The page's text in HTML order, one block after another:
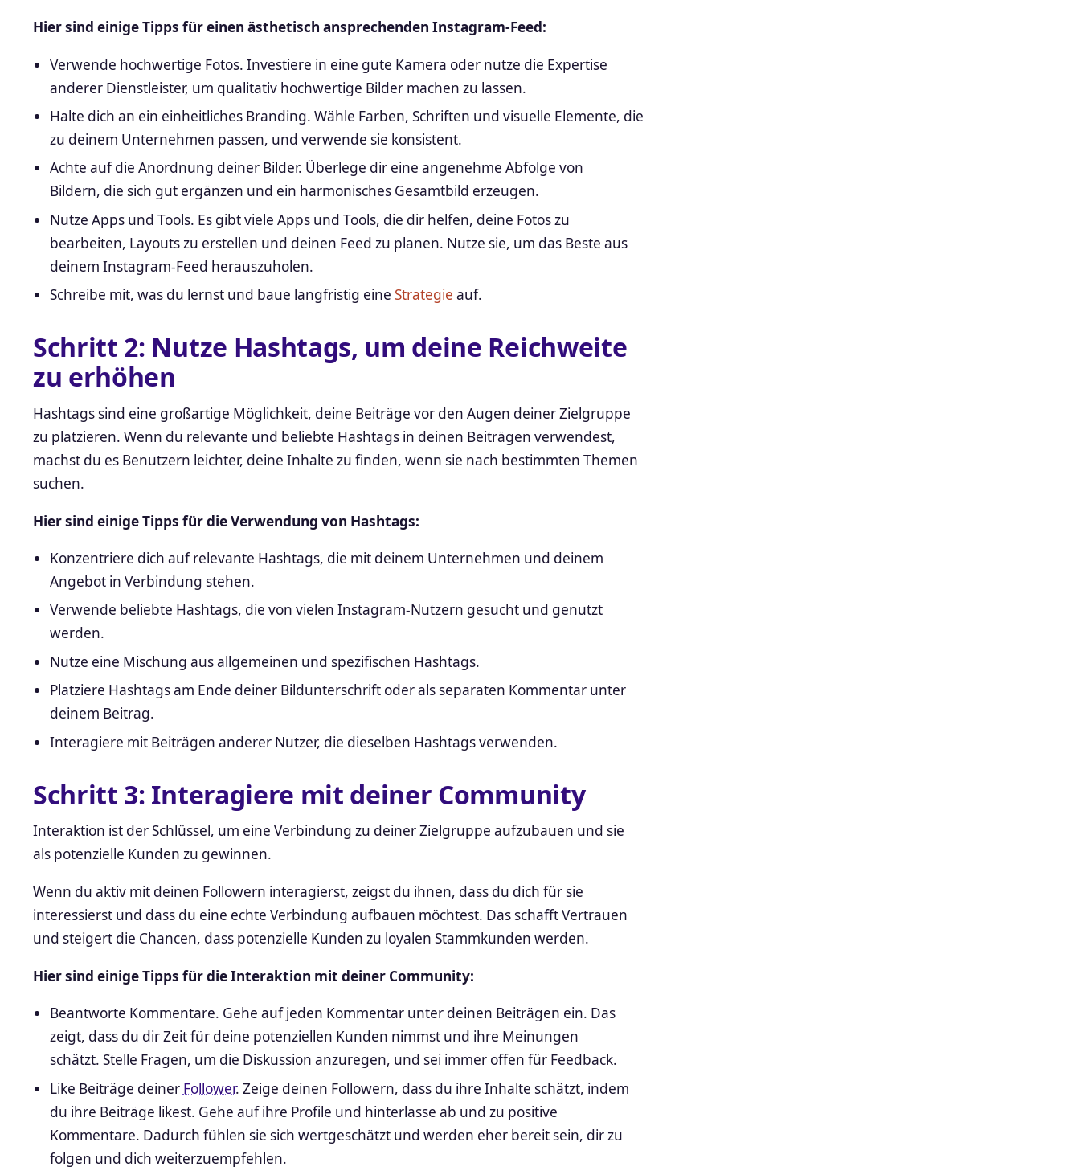
Hier sind einige Tipps für einen ästhetisch ansprechenden Instagram-Feed:
Verwende hochwertige Fotos. Investiere in eine gute Kamera oder nutze die Expertise
anderer Dienstleister, um qualitativ hochwertige Bilder machen zu lassen.
Halte dich an ein einheitliches Branding. Wähle Farben, Schriften und visuelle Elemente, die
zu deinem Unternehmen passen, und verwende sie konsistent.
Achte auf die Anordnung deiner Bilder. Überlege dir eine angenehme Abfolge von
Bildern, die sich gut ergänzen und ein harmonisches Gesamtbild erzeugen.
Nutze Apps und Tools. Es gibt viele Apps und Tools, die dir helfen, deine Fotos zu
bearbeiten, Layouts zu erstellen und deinen Feed zu planen. Nutze sie, um das Beste aus
deinem Instagram-Feed herauszuholen.
Schreibe mit, was du lernst und baue langfristig eine Strategie auf.
Schritt 2: Nutze Hashtags, um deine Reichweite
zu erhöhen
Hashtags sind eine großartige Möglichkeit, deine Beiträge vor den Augen deiner Zielgruppe
zu platzieren. Wenn du relevante und beliebte Hashtags in deinen Beiträgen verwendest,
machst du es Benutzern leichter, deine Inhalte zu finden, wenn sie nach bestimmten Themen
suchen.
Hier sind einige Tipps für die Verwendung von Hashtags:
Konzentriere dich auf relevante Hashtags, die mit deinem Unternehmen und deinem
Angebot in Verbindung stehen.
Verwende beliebte Hashtags, die von vielen Instagram-Nutzern gesucht und genutzt
werden.
Nutze eine Mischung aus allgemeinen und spezifischen Hashtags.
Platziere Hashtags am Ende deiner Bildunterschrift oder als separaten Kommentar unter
deinem Beitrag.
Interagiere mit Beiträgen anderer Nutzer, die dieselben Hashtags verwenden.
Schritt 3: Interagiere mit deiner Community
Interaktion ist der Schlüssel, um eine Verbindung zu deiner Zielgruppe aufzubauen und sie
als potenzielle Kunden zu gewinnen.
Wenn du aktiv mit deinen Followern interagierst, zeigst du ihnen, dass du dich für sie
interessierst und dass du eine echte Verbindung aufbauen möchtest. Das schafft Vertrauen
und steigert die Chancen, dass potenzielle Kunden zu loyalen Stammkunden werden.
Hier sind einige Tipps für die Interaktion mit deiner Community:
Beantworte Kommentare. Gehe auf jeden Kommentar unter deinen Beiträgen ein. Das
zeigt, dass du dir Zeit für deine potenziellen Kunden nimmst und ihre Meinungen
schätzt. Stelle Fragen, um die Diskussion anzuregen, und sei immer offen für Feedback.
Like Beiträge deiner Follower. Zeige deinen Followern, dass du ihre Inhalte schätzt, indem
du ihre Beiträge likest. Gehe auf ihre Profile und hinterlasse ab und zu positive
Kommentare. Dadurch fühlen sie sich wertgeschätzt und werden eher bereit sein, dir zu
folgen und dich weiterzuempfehlen.